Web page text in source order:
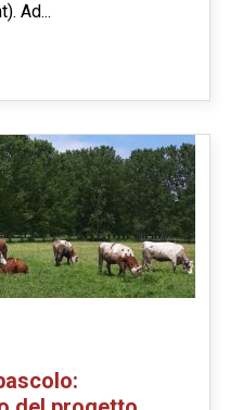
Ad...